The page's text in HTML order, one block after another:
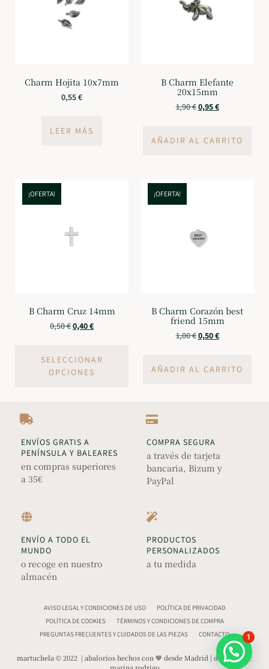
Charm Hojita 10x7mm
0,55€
LEER MÁS
B Charm Elefante
20x15mm
1,90€0,95€
AÑADIR AL CARRITO
¡OFERTA!
B Charm Cruz 14mm
0,50€0,40€
SELECCIONAR
OPCIONES
¡OFERTA!
B Charm Corazón best
friend 15mm
1,00€0,50€
AÑADIR AL CARRITO
ENVÍOS GRATIS A
PENÍNSULA Y BALEARES
en compras superiores
a 35€
COMPRA SEGURA
a través de tarjeta
bancaria, Bizum y
PayPal
ENVÍO A TODO EL
MUNDO
o recoge en nuestro
almacén
PRODUCTOS
PERSONALIZADOS
a tu medida
AVISO LEGAL Y CONDICIONES DE USO
POLÍTICA DE PRIVACIDAD
POLÍTICA DE COOKIES
TÉRMINOS Y CONDICIONES DE COMPRA
PREGUNTAS FRECUENTES Y CUIDADOS DE LAS PIEZAS
CONTACTO
martuchela © 2022 | abalorios hechos con 🤎 desde Madrid | diseño web:
marina rodrigo
1